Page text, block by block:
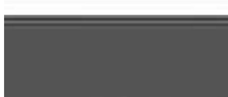
CodeFoxについてもっと知る